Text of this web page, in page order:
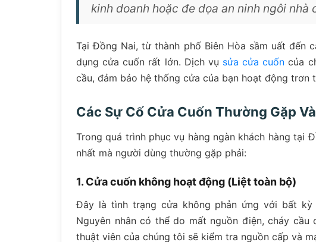
kinh doanh hoặc đe dọa an ninh ngôi nhà
Tại Đồng Nai, từ thành phố Biên Hòa sầm uất đến
dụng cửa cuốn rất lớn. Dịch vụ sửa cửa cuốn của
cầu, đảm bảo hệ thống cửa của bạn hoạt động
Các Sự Cố Cửa Cuốn Thường Gặp
Trong quá trình phục vụ hàng ngàn khách hàng tại
nhất mà người dùng thường gặp phải:
1. Cửa cuốn không hoạt động (Liệt toàn bộ)
Đây là tình trạng cửa không phản ứng với bất
Nguyên nhân có thể do mất nguồn điện, cháy
thuật viên của chúng tôi sẽ kiểm tra nguồn cấp và